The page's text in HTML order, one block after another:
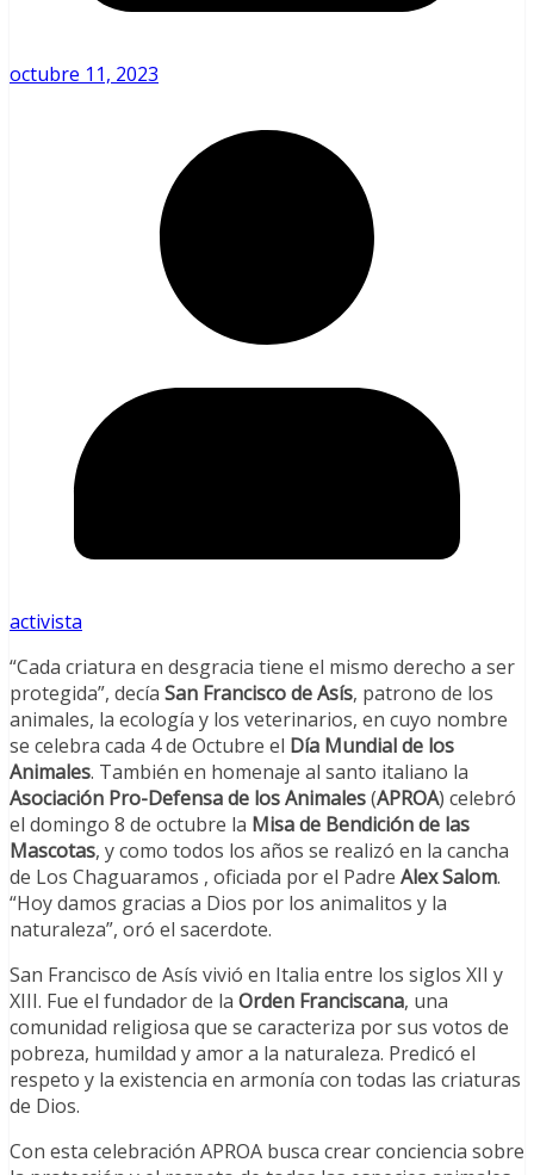
octubre 11, 2023
activista
“Cada criatura en desgracia tiene el mismo derecho a ser
protegida”, decía San Francisco de Asís, patrono de los
animales, la ecología y los veterinarios, en cuyo nombre
se celebra cada 4 de Octubre el Día Mundial de los
Animales. También en homenaje al santo italiano la
Asociación Pro-Defensa de los Animales(APROA) celebró
el domingo 8 de octubre la Misa de Bendición de las
Mascotas, y como todos los años se realizó en la cancha
de Los Chaguaramos , oficiada por el Padre Alex Salom.
“Hoy damos gracias a Dios por los animalitos y la
naturaleza”, oró el sacerdote.
San Francisco de Asís vivió en Italia entre los siglos XII y
XIII. Fue el fundador de la Orden Franciscana, una
comunidad religiosa que se caracteriza por sus votos de
pobreza, humildad y amor a la naturaleza. Predicó el
respeto y la existencia en armonía con todas las criaturas
de Dios.
Con esta celebración APROA busca crear conciencia sobre